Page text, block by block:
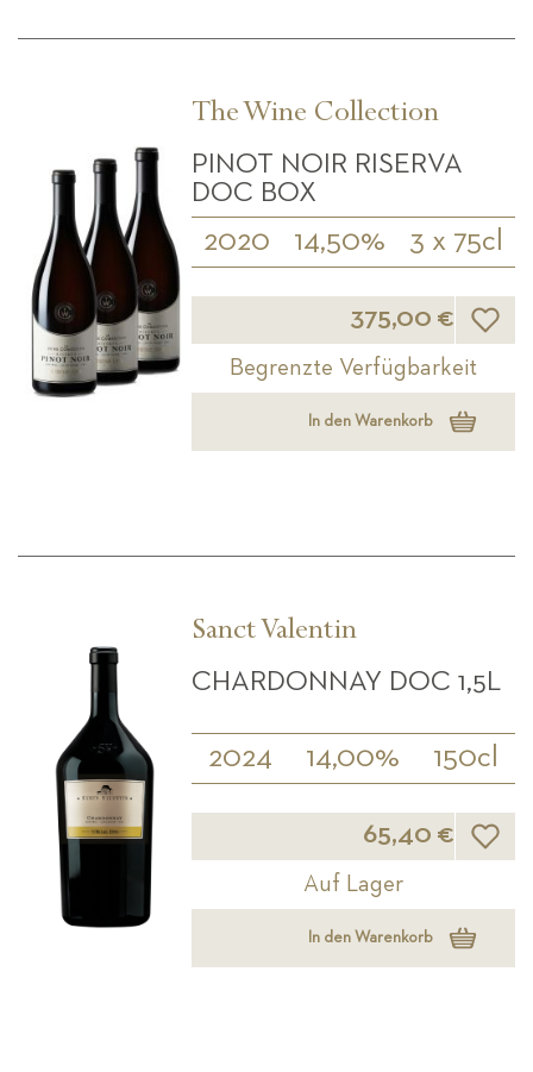
The Wine Collection
PINOT NOIR RISERVA
DOC BOX
2020 14,50% 3 x 75cl
375,00 €
Begrenzte Verfügbarkeit
In den Warenkorb
Sanct Valentin
CHARDONNAY DOC 1,5L
2024 14,00% 150cl
65,40 €
Auf Lager
In den Warenkorb